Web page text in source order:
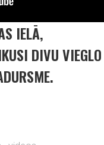
IELĀ,
DIVU VIEGLO